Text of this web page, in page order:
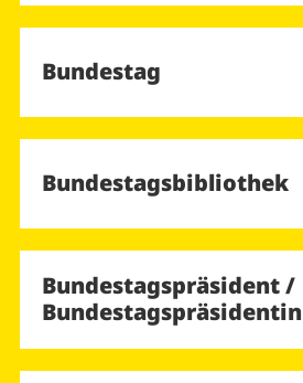
Bundestag
Bundestagsbibliothek
Bundestagspräsident /
Bundestagspräsidentin